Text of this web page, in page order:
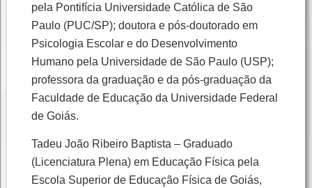
pela Pontifícia Universidade Católica de São
Paulo (PUC/SP); doutora e pós-doutorado em
Psicologia Escolar e do Desenvolvimento
Humano pela Universidade de São Paulo (USP);
professora da graduação e da pós-graduação da
Faculdade de Educação da Universidade Federal
de Goiás.
Tadeu João Ribeiro Baptista – Graduado
(Licenciatura Plena) em Educação Física pela
Escola Superior de Educação Física de Goiás,